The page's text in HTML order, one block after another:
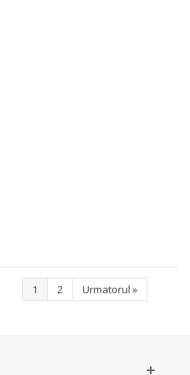
1 2 Urmatorul »